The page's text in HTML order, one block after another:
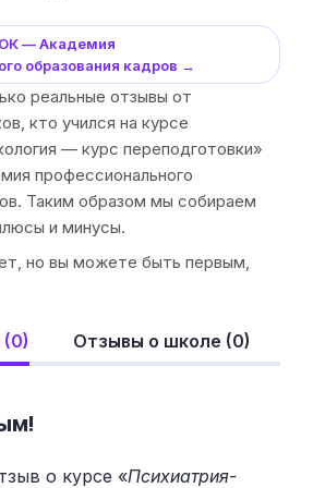
— Академия
образования кадров →
реальные отзывы от
кто учился на курсе
— курс переподготовки»
профессионального
Таким образом мы собираем
и минусы.
но вы можете быть первым,
Отзывы о школе (0)
о курсе «Психиатрия-